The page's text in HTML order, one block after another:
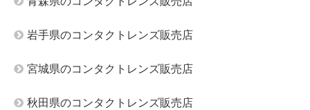
岩手県のコンタクトレンズ販売店
宮城県のコンタクトレンズ販売店
秋田県のコンタクトレンズ販売店